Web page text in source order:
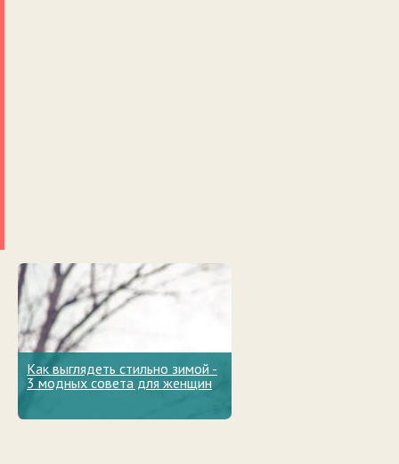
Как выглядеть стильно зимой -
3 модных совета для женщин